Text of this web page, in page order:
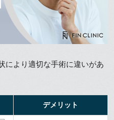
により適切な手術に違いがあ
デメリット